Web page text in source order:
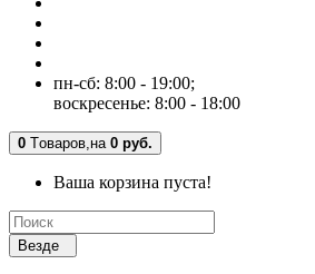
пн-сб: 8:00 - 19:00;
воскресенье: 8:00 - 18:00
0 Tоваров,на 0 руб.
Ваша корзина пуста!
Везде